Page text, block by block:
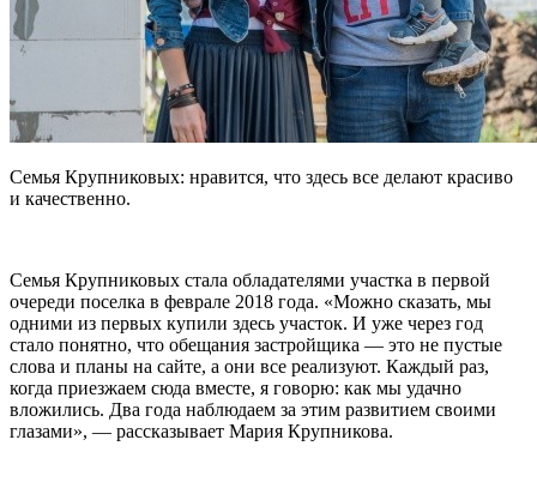
Семья Крупниковых: нравится, что здесь все делают красиво
и качественно.
Семья Крупниковых стала обладателями участка в первой
очереди поселка в феврале 2018 года. «Можно сказать, мы
одними из первых купили здесь участок. И уже через год
стало понятно, что обещания застройщика — это не пустые
слова и планы на сайте, а они все реализуют. Каждый раз,
когда приезжаем сюда вместе, я говорю: как мы удачно
вложились. Два года наблюдаем за этим развитием своими
глазами», — рассказывает Мария Крупникова.